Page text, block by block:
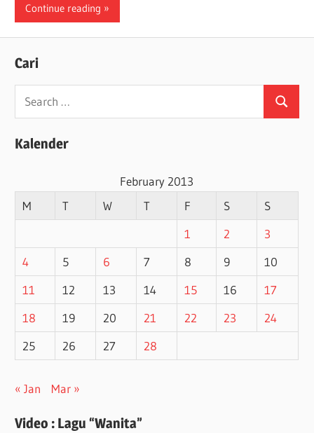
Continue reading
Cari
Search
for:
Search
Kalender
February 2013
M
T W T F S
S
1
2
3
4
5 6 7 8 9
10
11
12 13 14 15 16
17
18
19 20 21 22 23
24
25
26 27 28
« Jan Mar »
Video : Lagu “Wanita”